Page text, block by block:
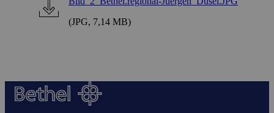
(JPG, 7,14 MB)